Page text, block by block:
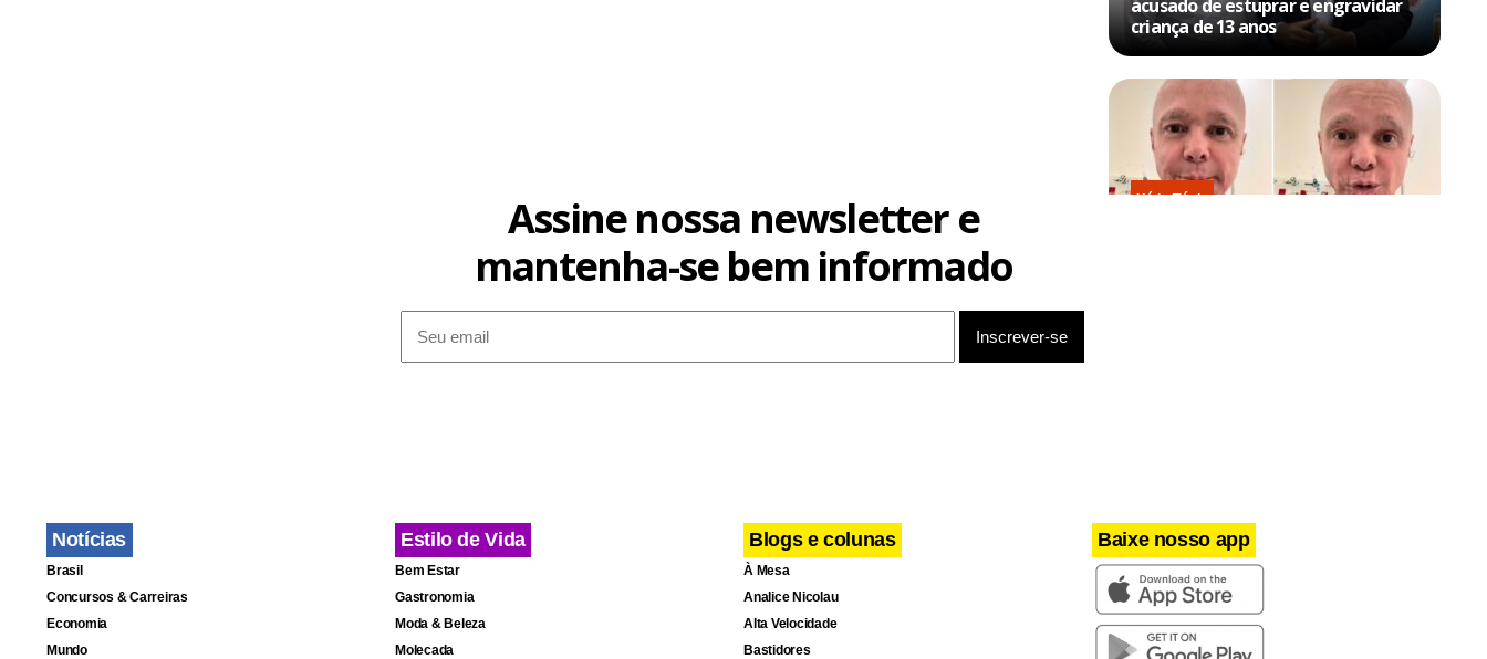
acusado de estuprar e engravidar
criança de 13 anos
Kátia Flávia
Assine nossa newsletter e
mantenha-se bem informado
Notícias
Brasil
Concursos & Carreiras
Economia
Mundo
Estilo de Vida
Bem Estar
Gastronomia
Moda & Beleza
Molecada
Blogs e colunas
À Mesa
Analice Nicolau
Alta Velocidade
Bastidores
Baixe nosso app